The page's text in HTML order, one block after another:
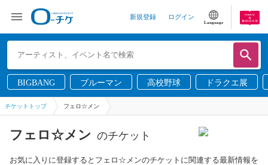
新規登録 ログイン
Language
BIGBANG ブルーマン 高校野球 ドラクエ展
チケットトップ フェロ☆メン
フェロ☆メン のチケット
お気に入りに登録するとフェロ☆メンのチケットに関連する最新情報を